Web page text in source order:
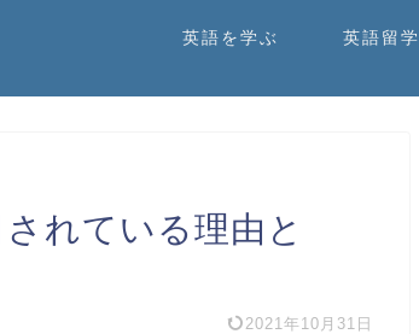
英語を学ぶ 英語留学
れている理由と
2021年10月31日